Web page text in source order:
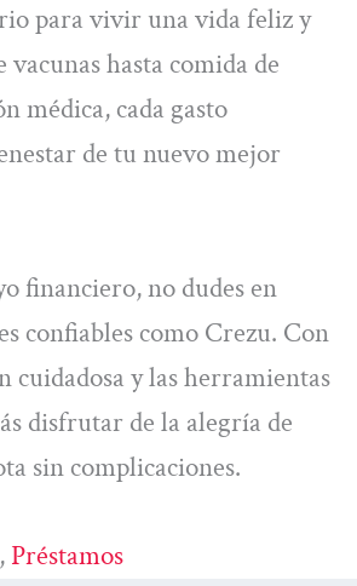
para vivir una vida feliz y
vacunas hasta comida de
médica, cada gasto
de tu nuevo mejor
financiero, no dudes en
confiables como Crezu. Con
cuidadosa y las herramientas
disfrutar de la alegría de
sin complicaciones.
, Préstamos